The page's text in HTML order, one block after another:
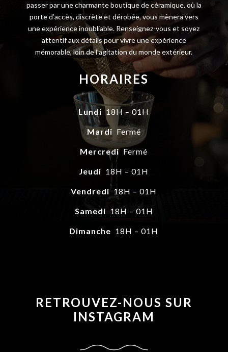
passer par une charmante boutique de céramique, où la
porte d’accès, discrète et dérobée, vous mènera vers
une expérience inoubliable. Renseignez-vous et soyez
attentif aux détails pour vivre une expérience
mémorable, loin de l’agitation du monde extérieur.
HORAIRES
Lundi18H – 01H
Mardi Fermé
Mercredi Fermé
Jeudi 18H – 01H
Vendredi18H – 01H
Samedi 18H – 01H
Dimanche 18H – 01H
RETROUVEZ-NOUS SUR
INSTAGRAM